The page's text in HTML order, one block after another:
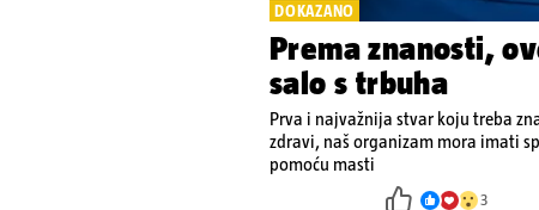
DOKAZANO
Prema znanosti,
salo s trbuha
Prva i najvažnija stvar koju treba
zdravi, naš organizam mora imati
pomoću masti
3